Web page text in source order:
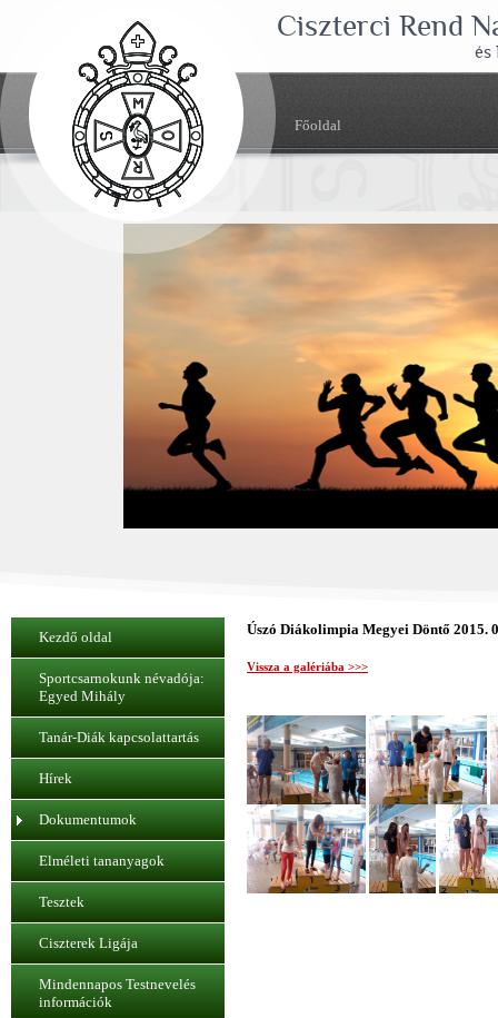
Ciszterci Rend
és
Főoldal
Kezdő oldal
Sportcsarnokunk névadója:
Egyed Mihály
Tanár-Diák kapcsolattartás
Hírek
Dokumentumok
Elméleti tananyagok
Tesztek
Ciszterek Ligája
Mindennapos Testnevelés
információk
Úszó Diákolimpia Megyei Döntő 2015.
Vissza a galériába >>>